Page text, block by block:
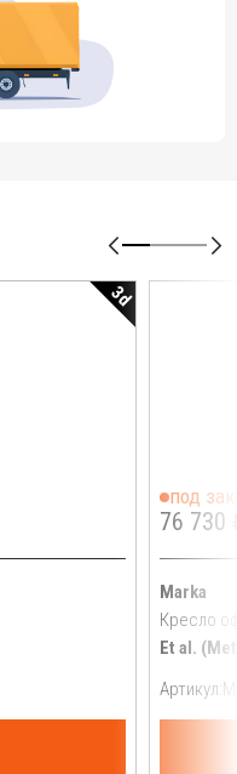
3d
под
76 730
Marka
Кресло
Et al.
Артикул: